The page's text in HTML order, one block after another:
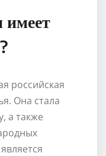
имеет
российская
Она стала
а также